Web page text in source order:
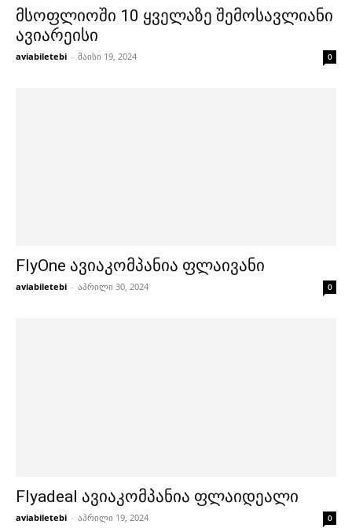
მსოფლიოში 10 ყველაზე შემოსავლიანი
ავიარეისი
aviabiletebi - მაისი 19, 2024 0
FlyOne ავიაკომპანია ფლაივანი
aviabiletebi - აპრილი 30, 2024 0
Flyadeal ავიაკომპანია ფლაიდეალი
aviabiletebi - აპრილი 19, 2024 0